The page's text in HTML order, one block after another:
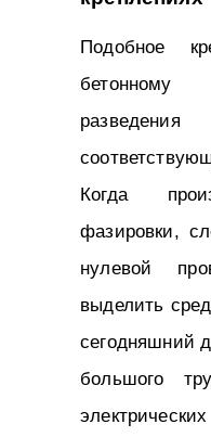
Подобное
бетонному
Когда
фазировки,
нулевой
выделить
сегодняшний
большого